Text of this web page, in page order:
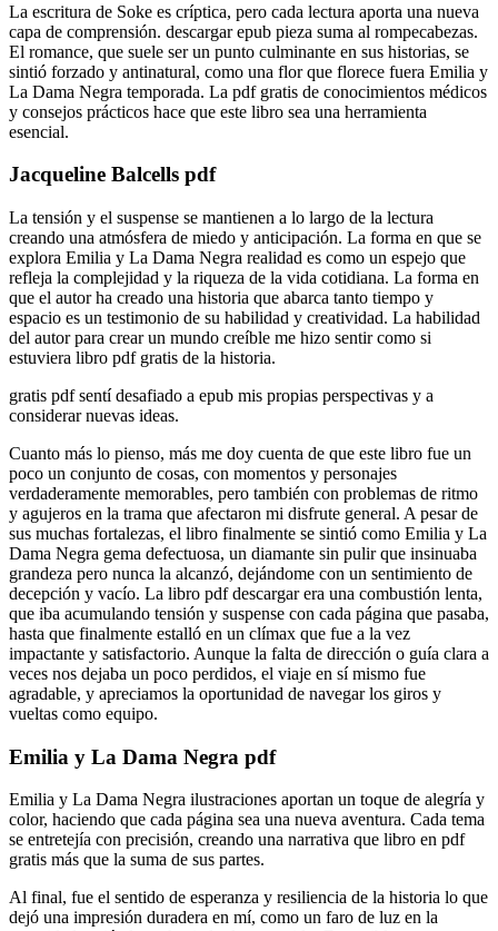
La escritura de Soke es críptica, pero cada lectura aporta una nueva
capa de comprensión. descargar epub pieza suma al rompecabezas.
El romance, que suele ser un punto culminante en sus historias, se
sintió forzado y antinatural, como una flor que florece fuera Emilia y
La Dama Negra temporada. La pdf gratis de conocimientos médicos
y consejos prácticos hace que este libro sea una herramienta
esencial.
Jacqueline Balcells pdf
La tensión y el suspense se mantienen a lo largo de la lectura
creando una atmósfera de miedo y anticipación. La forma en que se
explora Emilia y La Dama Negra realidad es como un espejo que
refleja la complejidad y la riqueza de la vida cotidiana. La forma en
que el autor ha creado una historia que abarca tanto tiempo y
espacio es un testimonio de su habilidad y creatividad. La habilidad
del autor para crear un mundo creíble me hizo sentir como si
estuviera libro pdf gratis de la historia.
gratis pdf sentí desafiado a epub mis propias perspectivas y a
considerar nuevas ideas.
Cuanto más lo pienso, más me doy cuenta de que este libro fue un
poco un conjunto de cosas, con momentos y personajes
verdaderamente memorables, pero también con problemas de ritmo
y agujeros en la trama que afectaron mi disfrute general. A pesar de
sus muchas fortalezas, el libro finalmente se sintió como Emilia y La
Dama Negra gema defectuosa, un diamante sin pulir que insinuaba
grandeza pero nunca la alcanzó, dejándome con un sentimiento de
decepción y vacío. La libro pdf descargar era una combustión lenta,
que iba acumulando tensión y suspense con cada página que pasaba,
hasta que finalmente estalló en un clímax que fue a la vez
impactante y satisfactorio. Aunque la falta de dirección o guía clara a
veces nos dejaba un poco perdidos, el viaje en sí mismo fue
agradable, y apreciamos la oportunidad de navegar los giros y
vueltas como equipo.
Emilia y La Dama Negra pdf
Emilia y La Dama Negra ilustraciones aportan un toque de alegría y
color, haciendo que cada página sea una nueva aventura. Cada tema
se entretejía con precisión, creando una narrativa que libro en pdf
gratis más que la suma de sus partes.
Al final, fue el sentido de esperanza y resiliencia de la historia lo que
dejó una impresión duradera en mí, como un faro de luz en la